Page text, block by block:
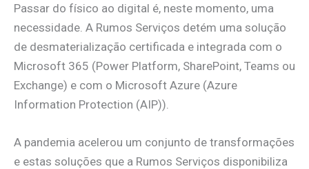
Passar do físico ao digital é, neste momento, uma
necessidade. A Rumos Serviços detém uma solução
de desmaterialização certificada e integrada com o
Microsoft 365 (Power Platform, SharePoint, Teams ou
Exchange) e com o Microsoft Azure (Azure
Information Protection (AIP)).
A pandemia acelerou um conjunto de transformações
e estas soluções que a Rumos Serviços disponibiliza